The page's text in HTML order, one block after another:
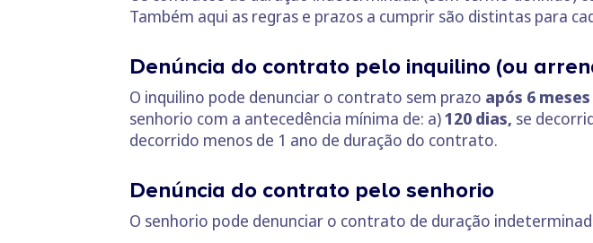
Também aqui as regras e prazos a cumprir são distintas para
Denúncia do contrato pelo inquilino (ou
O inquilino pode denunciar o contrato sem prazo após 6
senhorio com a antecedência mínima de: a)120 dias, se
decorrido menos de 1 ano de duração do contrato.
Denúncia do contrato pelo senhorio
O senhorio pode denunciar o contrato de duração